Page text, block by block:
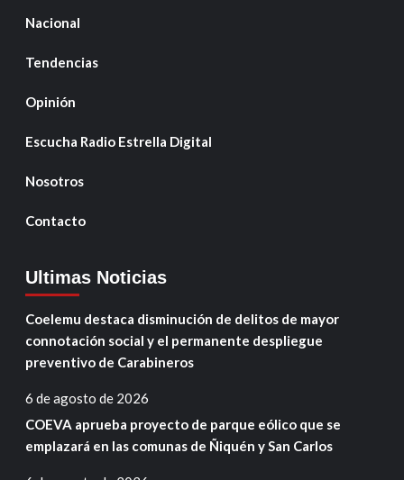
Nacional
Tendencias
Opinión
Escucha Radio Estrella Digital
Nosotros
Contacto
Ultimas Noticias
Coelemu destaca disminución de delitos de mayor
connotación social y el permanente despliegue
preventivo de Carabineros
6 de agosto de 2026
COEVA aprueba proyecto de parque eólico que se
emplazará en las comunas de Ñiquén y San Carlos